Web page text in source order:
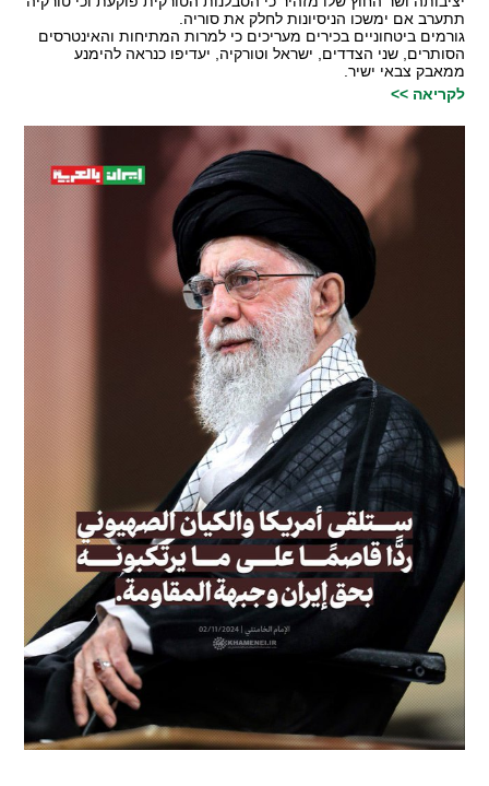
תתערב אם ימשכו הניסיונות לחלק את סוריה.
גורמים ביטחוניים בכירים מעריכים כי למרות המתיחות והאינטרסים
הסותרים, שני הצדדים, ישראל וטורקיה, יעדיפו כנראה להימנע
ממאבק צבאי ישיר.
לקריאה >>